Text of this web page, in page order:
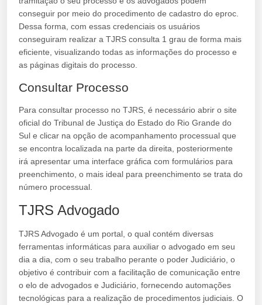
conseguir por meio do procedimento de cadastro do eproc.
Dessa forma, com essas credenciais os usuários
conseguiram realizar a TJRS consulta 1 grau de forma mais
eficiente, visualizando todas as informações do processo e
as páginas digitais do processo.
Consultar Processo
Para consultar processo no TJRS, é necessário abrir o site
oficial do Tribunal de Justiça do Estado do Rio Grande do
Sul e clicar na opção de acompanhamento processual que
se encontra localizada na parte da direita, posteriormente
irá apresentar uma interface gráfica com formulários para
preenchimento, o mais ideal para preenchimento se trata do
número processual.
TJRS Advogado
TJRS Advogado é um portal, o qual contém diversas
ferramentas informáticas para auxiliar o advogado em seu
dia a dia, com o seu trabalho perante o poder Judiciário, o
objetivo é contribuir com a facilitação de comunicação entre
o elo de advogados e Judiciário, fornecendo automações
tecnológicas para a realização de procedimentos judiciais. O